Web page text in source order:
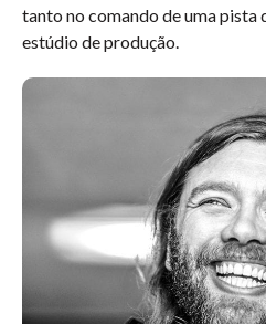
tanto no comando de uma pista
estúdio de produção.